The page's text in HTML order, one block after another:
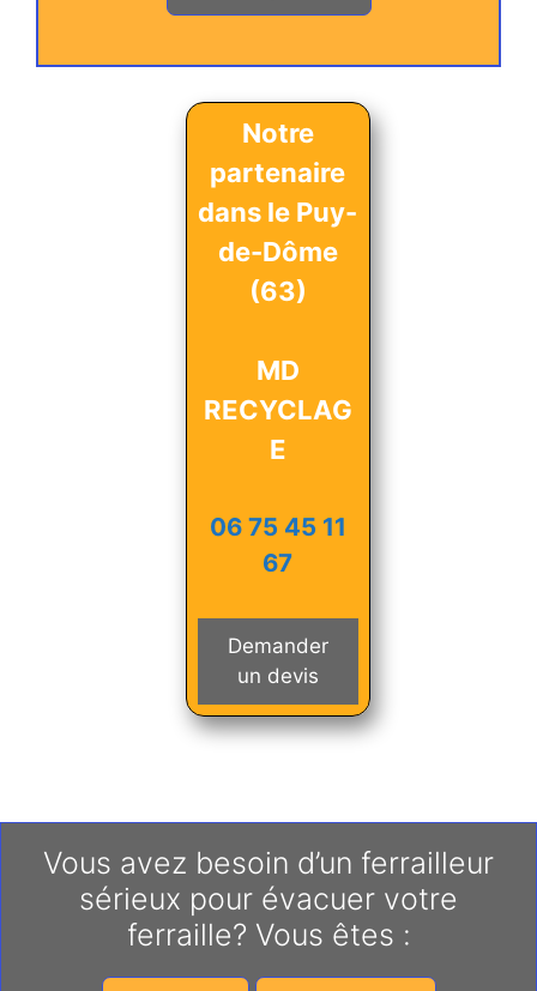
Notre
partenaire
dans le Puy-
de-Dôme
(63)
MD
RECYCLAG
E
06 75 45 11
67
Demander
un devis
Vous avez besoin d’un ferrailleur
sérieux pour évacuer votre
ferraille? Vous êtes :